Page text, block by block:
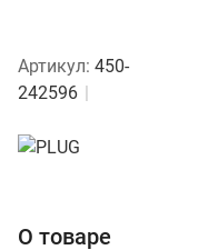
Артикул: 450-
242596
О товаре